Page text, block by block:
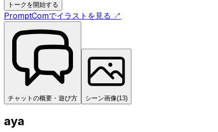
トークを開始する
PromptComでイラストを見る ↗
チャットの概要・遊び方 シーン画像(13)
aya